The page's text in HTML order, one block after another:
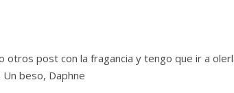
otros post con la fragancia y tengo que ir a
beso, Daphne